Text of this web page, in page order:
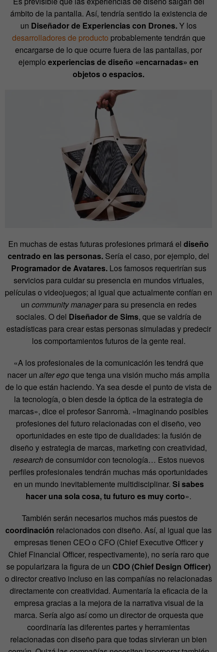
ámbito de la pantalla. Así, tendría sentido la existencia de
un Diseñador de Experiencias con Drones.Y los
desarrolladores de producto probablemente tendrán que
encargarse de lo que ocurre fuera de las pantallas, por
ejemplo experiencias de diseño «encarnadas» en
objetos o espacios.
En muchas de estas futuras profesiones primará el diseño
centrado en las personas. Sería el caso, por ejemplo, del
Programador de Avatares. Los famosos requerirían sus
servicios para cuidar su presencia en mundos virtuales,
películas o videojuegos; al igual que actualmente confían en
un community managerpara su presencia en redes
sociales. O del Diseñador de Sims, que se valdría de
estadísticas para crear estas personas simuladas y predecir
los comportamientos futuros de la gente real.
«A los profesionales de la comunicación les tendrá que
nacer un alter egoque tenga una visión mucho más amplia
de lo que están haciendo. Ya sea desde el punto de vista de
la tecnología, o bien desde la óptica de la estrategia de
marcas», dice el profesor Sanromà. «Imaginando posibles
profesiones del futuro relacionadas con el diseño, veo
oportunidades en este tipo de dualidades: la fusión de
diseño y estrategia de marcas, marketing con creatividad,
researchde consumidor con tecnología… Estos nuevos
perfiles profesionales tendrán muchas más oportunidades
en un mundo inevitablemente multidisciplinar. Si sabes
hacer una sola cosa, tu futuro es muy corto».
También serán necesarios muchos más puestos de
coordinación relacionados con diseño. Así, al igual que las
empresas tienen CEO o CFO (Chief Executive Officer y
Chief Financial Officer, respectivamente), no sería raro que
se popularizara la figura de un CDO (Chief Design Officer)
o director creativo incluso en las compañías no relacionadas
directamente con creatividad. Aumentaría la eficacia de la
empresa gracias a la mejora de la narrativa visual de la
marca. Sería algo así como un director de orquesta que
coordinaría las diferentes partes y herramientas
relacionadas con diseño para que todas sirvieran un bien